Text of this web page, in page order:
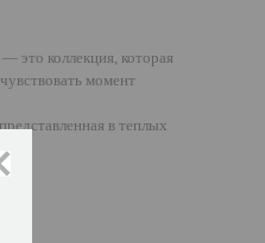
это коллекция, которая
момент
в теплых